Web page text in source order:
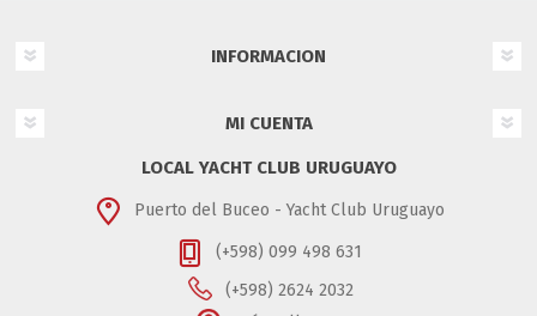
INFORMACION
MI CUENTA
LOCAL YACHT CLUB URUGUAYO
Puerto del Buceo - Yacht Club Uruguayo
(+598) 099 498 631
(+598) 2624 2032